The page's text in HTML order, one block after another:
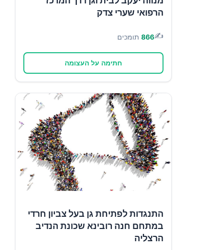
הרפואי שערי צדק
✍️
866 תומכים
חתימה על העצומה
התנגדות לפתיחת גן בעל צביון חרדי
במתחם חנה רובינא שכונת הנדיב
הרצליה